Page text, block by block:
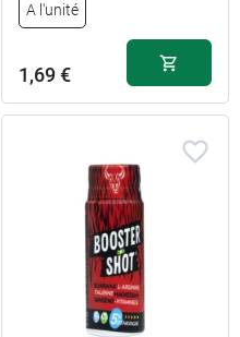
A l'unité
1,69 €